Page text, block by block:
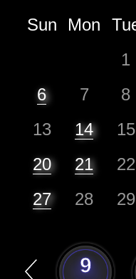
Sun
Mon
1
6
7 8
13
14 15
20
21 22
27
28 29
9